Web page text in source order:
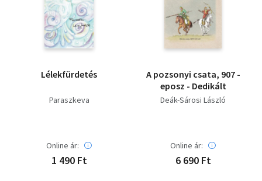
Lélekfürdetés
Paraszkeva
Online ár:
1 490 Ft
A pozsonyi csata, 907 -
eposz - Dedikált
Deák-Sárosi László
Online ár:
6 690 Ft